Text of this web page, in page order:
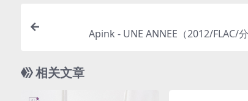
Apink - UNE ANNEE（2012/FLAC/
相关文章